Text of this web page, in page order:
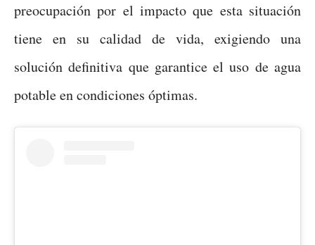
preocupación por el impacto que esta situación
tiene en su calidad de vida, exigiendo una
solución definitiva que garantice el uso de agua
potable en condiciones óptimas.